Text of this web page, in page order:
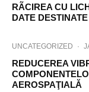
RÃCIREA CU
DATE
UNCATEGORIZED ·
REDUCEREA
AEROSPAŢIALĂ